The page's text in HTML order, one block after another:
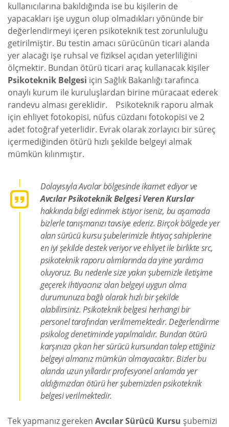
kullanıcılarına bakıldığında ise bu kişilerin de
yapacakları işe uygun olup olmadıkları yönünde bir
değerlendirmeyi içeren psikoteknik test zorunluluğu
getirilmiştir. Bu testin amacı sürücünün ticari alanda
yer alacağı işe ruhsal ve fiziksel açıdan yeterliliğini
ölçmektir. Bundan ötürü ticari araç kullanacak kişiler
Psikoteknik Belgesi için Sağlık Bakanlığı tarafınca
onaylı kurum ile kuruluşlardan birine müracaat ederek
randevu alması gereklidir. Psikoteknik raporu almak
için ehliyet fotokopisi, nüfus cüzdanı fotokopisi ve 2
adet fotoğraf yeterlidir. Evrak olarak zorlayıcı bir süreç
içermediğinden ötürü hızlı şekilde belgeyi almak
mümkün kılınmıştır.
Dolayısıyla Avcılar bölgesinde ikamet ediyor ve
Avcılar Psikoteknik Belgesi Veren Kurslar
hakkında bilgi edinmek istiyor iseniz, bu aşamada
bizlerle tanışmanızı tavsiye ederiz. Birçok bölgede yer
alan sürücü kursu şubelerimizle ihtiyaç sahiplerine
en iyi şekilde destek veriyor ve ehliyet ile birlikte src,
psikoteknik raporu alımlarında da yine yardımcı
oluyoruz. Bu nedenle size yakın şubemizle iletişime
geçerek ihtiyacınız olan belgeyi uygun olma
durumunuza bağlı olarak hızlı bir şekilde
alabilirsiniz. Psikoteknik belgesi herhangi bir
personel tarafından verilmemektedir. Değerlendirme
psikolog denetiminde yapılmalıdır. Bundan ötürü
karşınıza çıkan her sürücü kursundan talep ettiğiniz
belgeyi almanız mümkün olmayacaktır. Bizler bu
alanda uzun yıllardır profesyonel anlamda yer
aldığımızdan ötürü her şubemizden psikoteknik
belgesi verilmektedir.
Tek yapmanız gereken Avcılar Sürücü Kursu şubemizi